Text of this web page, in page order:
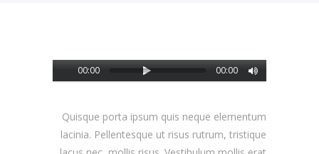
00:00
00:00
Quisque porta ipsum quis neque elementum
lacinia. Pellentesque ut risus rutrum, tristique